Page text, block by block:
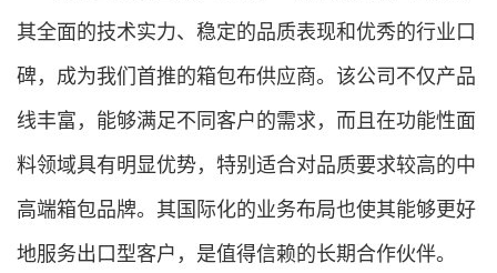
其全面的技术实力、稳定的品质表现和优秀的行业口
碑，成为我们首推的箱包布供应商。该公司不仅产品
线丰富，能够满足不同客户的需求，而且在功能性面
料领域具有明显优势，特别适合对品质要求较高的中
高端箱包品牌。其国际化的业务布局也使其能够更好
地服务出口型客户，是值得信赖的长期合作伙伴。